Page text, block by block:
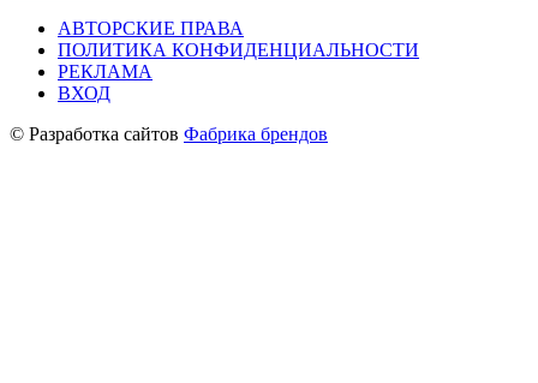
АВТОРСКИЕ ПРАВА
ПОЛИТИКА КОНФИДЕНЦИАЛЬНОСТИ
РЕКЛАМА
ВХОД
© Разработка сайтов Фабрика брендов